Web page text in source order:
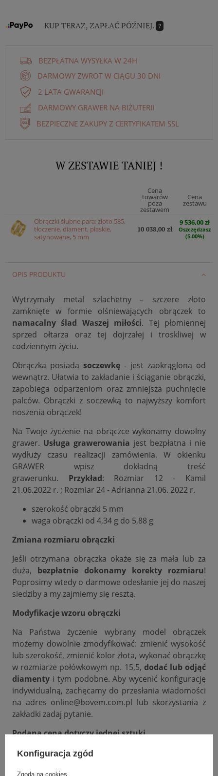
KUP TERAZ, ZAPŁAĆ PÓŹNIEJ. ?
BEZPŁATNA WYSYŁKA W 24H
DARMOWY ZWROT W CIĄGU 30 DNI
2 LATA GWARANCJI
DARMOWY GRAWER NA BIŻUTERII
BEZPIECZNE ZAKUPY Z CERTYFIKATEM SSL
W ZESTAWIE TANIEJ !
Cena
towarów
poza
zestawem
Cena
zestawu
Obrączki ślubne para: złoto 585,
tłoczenie, diament, płaskie,
satynowane, 5 mm
10 038,00 zł
9 536,00 zł
Oszczędzasz
(5.00%)
OPIS PRODUKTU
Wytrzymały metal szlachetny – szczere złoto
zamknięte w formie olśniewających obrączek to
namacalny ślad Waszej miłości. Tej płomiennej
sprzed ołtarza oraz tej dojrzałej i troskliwej w
codziennym życiu.
Obrączka posiada soczewkę - jest zaokrąglona od
wewnątrz. Ułatwia to zakładanie i ściąganie obrączki,
zapobiega odparzeniom oraz zmniejsza puchnięcie
palców. Obrączki z soczewką to najwyższy komfort
noszenia obrączek!
Na Twoje życzenie na obrączce wykonamy dowolny
grawer. Usługa grawerowania jest bezpłatna i nie
wydłuży czasu realizacji zamówienia. W okienku
GRAWER wpisz dokładną treść
grawerunku.
Przykład: Rozmiar 12 - Kamil
21.06.2022 r. ; Rozmiar 24 - Adrianna 21.06. 2022 r.
szerokość obrączki 5 mm
waga obrączki od 4,34 g do 5,88 g
Zmiana rozmiaru obrączki
Jeśli otrzymana obrączka okaże się za mała lub za
duża, bezpłatnie dokonamy korekty rozmiaru!
Poprosimy wtedy o darmowe odesłanie jej do naszej
siedziby a my zajmiemy się resztą.
Modyfikacje wzoru obrączki
Na Państwa życzenie wybrany model obrączek
możemy dowolnie zmodyfikować: zmienić wysokość
lub szerokość, zmienić kolor złota, wykonać obrączkę
w rozmiarze połówkowym np. 15,5, dodać lub odjąć
diamenty i tym podobne. Aby wycenić konfigurację
indywidualną, zachęcamy do przesłania wiadomości
na adres online@bovem.com.pl lub skorzystania z
zakładki zadaj pytanie.
Podana cena dotyczy jednej sztuki.
Konfiguracja zgód
Zgoda na cookies